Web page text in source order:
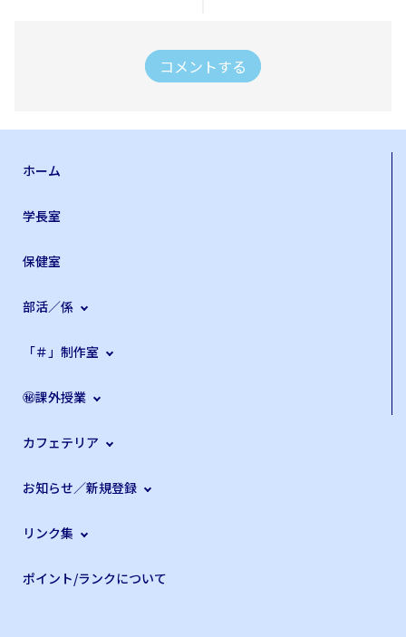
コメントする
ホーム
学長室
保健室
部活／係
「＃」制作室
㊙課外授業
カフェテリア
お知らせ／新規登録
リンク集
ポイント/ランクについて